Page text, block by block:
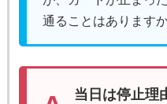
通ることはありますか
当日は停止理